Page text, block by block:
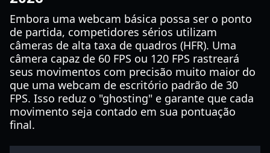
Embora uma webcam básica possa ser o ponto
de partida, competidores sérios utilizam
câmeras de alta taxa de quadros (HFR). Uma
câmera capaz de 60 FPS ou 120 FPS rastreará
seus movimentos com precisão muito maior do
que uma webcam de escritório padrão de 30
FPS. Isso reduz o "ghosting" e garante que cada
movimento seja contado em sua pontuação
final.